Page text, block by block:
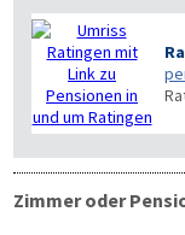
Zimmer oder